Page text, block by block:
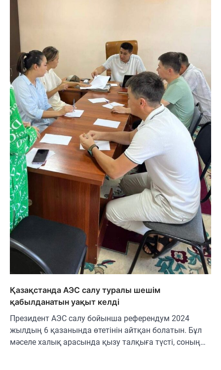
Қазақстанда АЭС салу туралы шешім
қабылданатын уақыт кел­ді
Президент АЭС салу бойынша референдум 2024
жылдың 6 қазанында өтетінін айтқан болатын. Бұл
мәселе халық арасында қызу талқыға түсті, соның…